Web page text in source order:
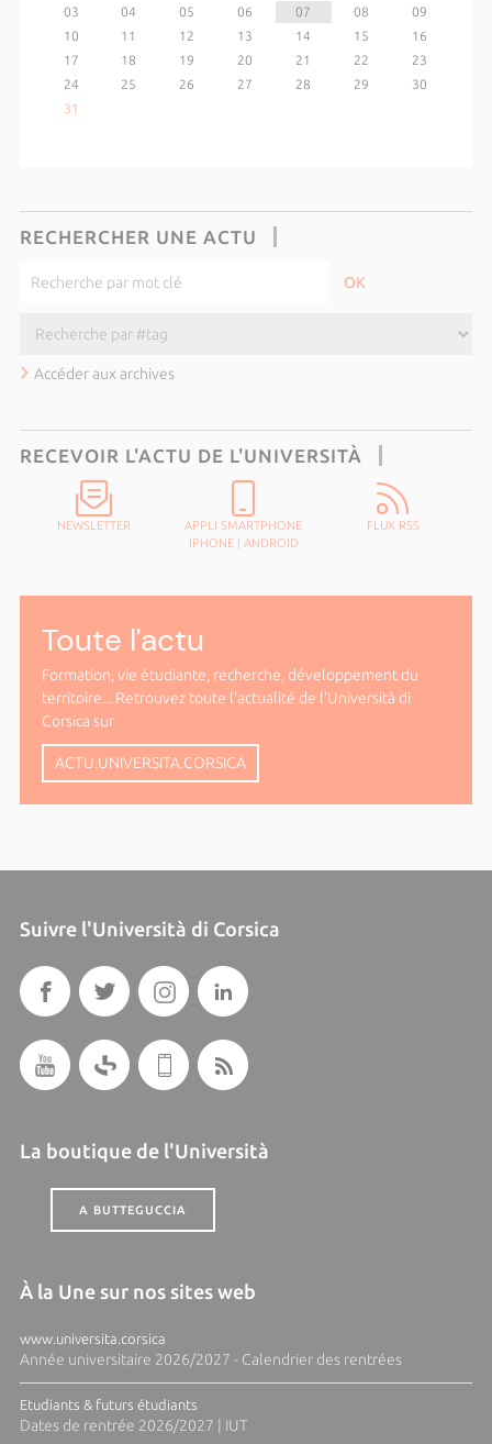
03
04 05 06 07 08
09
10
11 12 13 14 15
16
17
18 19 20 21 22
23
24
25 26 27 28 29
30
31
RECHERCHER UNE ACTU
Accéder aux archives
RECEVOIR L'ACTU DE L'UNIVERSITÀ
NEWSLETTER
APPLI SMARTPHONE
IPHONE| ANDROID
FLUX RSS
Toute l'actu
Formation, vie étudiante, recherche, développement du
territoire... Retrouvez toute l'actualité de l'Università di
Corsica sur
ACTU.UNIVERSITA.CORSICA
Suivre l'Università di Corsica
La boutique de l'Università
A BUTTEGUCCIA
À la Une sur nos sites web
www.universita.corsica
Année universitaire 2026/2027 - Calendrier des rentrées
Etudiants & futurs étudiants
Dates de rentrée 2026/2027 | IUT